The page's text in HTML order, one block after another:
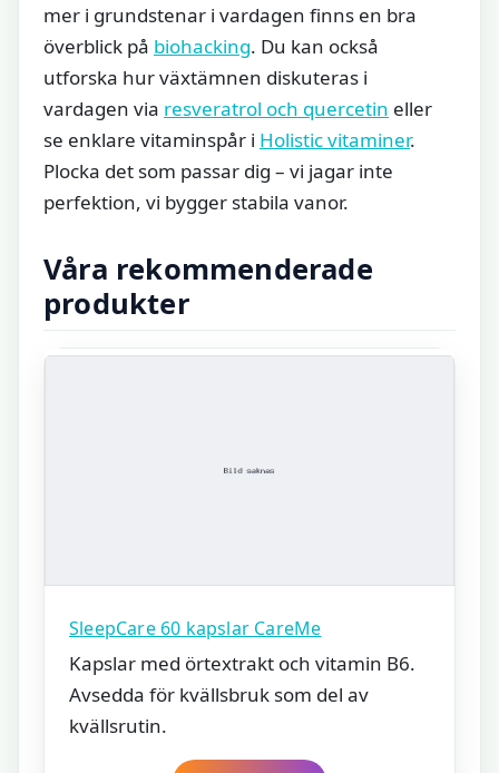
mer i grundstenar i vardagen finns en bra
överblick på biohacking. Du kan också
utforska hur växtämnen diskuteras i
vardagen via resveratrol och quercetin eller
se enklare vitaminspår i Holistic vitaminer.
Plocka det som passar dig – vi jagar inte
perfektion, vi bygger stabila vanor.
Våra rekommenderade
produkter
SleepCare 60 kapslar CareMe
Kapslar med örtextrakt och vitamin B6.
Avsedda för kvällsbruk som del av
kvällsrutin.